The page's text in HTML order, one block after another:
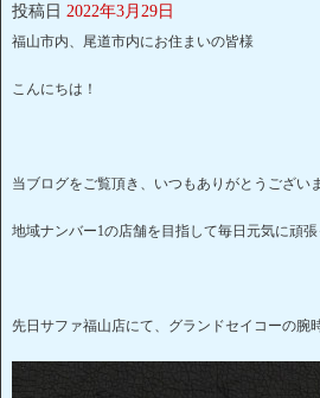
投稿日 2022年3月29日
福山市内、尾道市内にお住まいの皆様
こんにちは！
当ブログをご覧頂き、いつもありがとうござい
地域ナンバー1の店舗を目指して毎日元気に頑張
先日サファ福山店にて、グランドセイコーの腕